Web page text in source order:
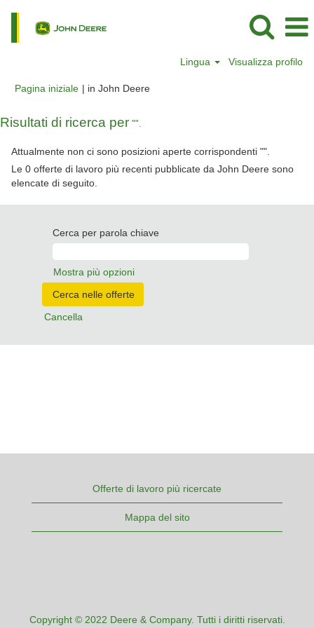
Lingua Visualizza profilo
Pagina iniziale | in John Deere(pagina
Risultati di ricerca per "".
Attualmente non ci sono posizioni aperte corrispondenti "".
Le 0 offerte di lavoro più recenti pubblicate da John Deere sono
elencate di seguito.
Cerca per parola chiave
Mostra più opzioni
Cancella
Offerte di lavoro più ricercate
Mappa del sito
Copyright © 2022 Deere & Company. Tutti i diritti riservati.